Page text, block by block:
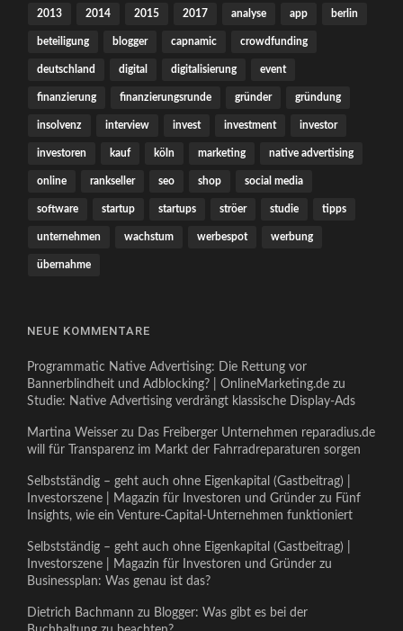
2013 2014 2015 2017 analyse app berlin
beteiligung blogger capnamic crowdfunding
deutschland digital digitalisierung event
finanzierung finanzierungsrunde gründer gründung
insolvenz interview invest investment investor
investoren kauf köln marketing native advertising
online rankseller seo shop social media
software startup startups ströer studie tipps
unternehmen wachstum werbespot werbung
übernahme
NEUE KOMMENTARE
Programmatic Native Advertising: Die Rettung vor
Bannerblindheit und Adblocking? | OnlineMarketing.de zu
Studie: Native Advertising verdrängt klassische Display-Ads
Martina Weisser zu Das Freiberger Unternehmen reparadius.de
will für Transparenz im Markt der Fahrradreparaturen sorgen
Selbstständig – geht auch ohne Eigenkapital (Gastbeitrag) |
Investorszene | Magazin für Investoren und Gründer zu Fünf
Insights, wie ein Venture-Capital-Unternehmen funktioniert
Selbstständig – geht auch ohne Eigenkapital (Gastbeitrag) |
Investorszene | Magazin für Investoren und Gründer zu
Businessplan: Was genau ist das?
Dietrich Bachmann zu Blogger: Was gibt es bei der